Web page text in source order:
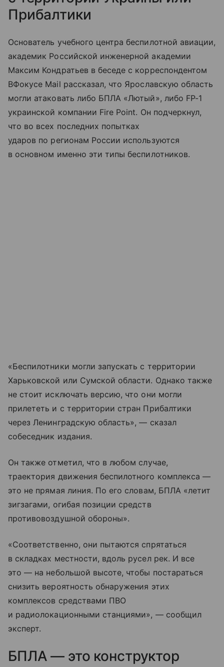
Прибалтики
Основатель учебного центра беспилотной авиации,
академик Российской инженерной академии
Максим Кондратьев в беседе с корреспондентом
ВФокусе Mail рассказал, что Ярославскую область
могли атаковать либо БПЛА «Лютый», либо FP-1
украинской компании Fire Point. Он подчеркнул,
что во всех последних попытках
ударов по регионам России используются
в основном именно эти типы беспилотников.
«Беспилотники могли запускать с территории
Харьковской или Сумской области. Однако также
не стоит исключать версию, что они могли
прилететь и с территории стран Прибалтики
через Ленинградскую область», — сказал
собеседник издания.
Он также отметил, что в любом случае,
траектория движения беспилотного комплекса —
это не прямая линия. По его словам, БПЛА «летит
зигзагами, огибая позиции средств
противовоздушной обороны».
«Соответственно, они пытаются спрятаться
в складках местности, вдоль русел рек. И все
это — на небольшой высоте, чтобы постараться
снизить вероятность обнаружения этих
комплексов средствами ПВО
и радиолокационными станциями», — сообщил
эксперт.
БПЛА — это конструктор